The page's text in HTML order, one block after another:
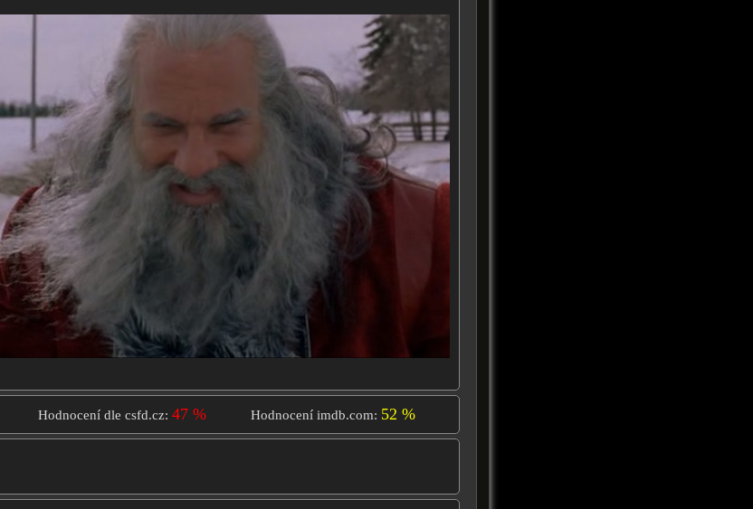
Hodnocení dle csfd.cz: 47 % Hodnocení imdb.com: 52 %